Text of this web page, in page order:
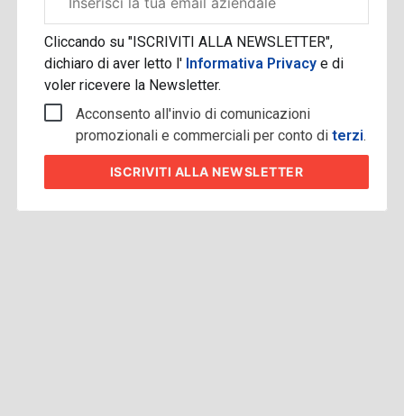
aziendale
Cliccando su "ISCRIVITI ALLA NEWSLETTER",
dichiaro di aver letto l' Informativa Privacye di
voler ricevere la Newsletter.
Acconsento all'invio di comunicazioni
promozionali e commerciali per conto diterzi.
ISCRIVITI ALLA NEWSLETTER